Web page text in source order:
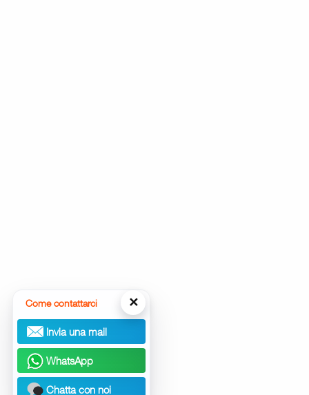
Come contattarci ✕
Invia una mail
WhatsApp
Chatta con noi